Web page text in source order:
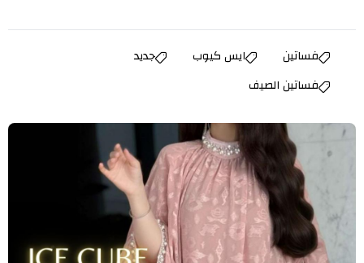
فساتين ايس كيوب
جديد
فساتين الصيف